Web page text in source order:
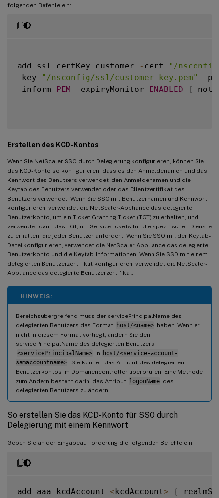
folgenden Befehle ein:
add ssl certKey customer - cert
"/
- key "/nsconfig/ssl/customer-key.pem" -
- inform PEM - expiryMonitor ENABLED [ -
Erstellen des KCD-Kontos
Wenn Sie NetScaler SSO durch Delegierung konfigurieren, können Sie
das KCD-Konto so konfigurieren, dass es den Anmeldenamen und das
Kennwort des Benutzers verwendet, den Anmeldenamen und die
Keytab des Benutzers verwendet oder das Clientzertifikat des
Benutzers verwendet. Wenn Sie SSO mit Benutzernamen und Kennwort
konfigurieren, verwendet die NetScaler-Appliance das delegierte
Benutzerkonto, um ein Ticket Granting Ticket (TGT) zu erhalten, und
verwendet dann das TGT, um Servicetickets für die spezifischen Dienste
zu erhalten, die jeder Benutzer anfordert. Wenn Sie SSO mit der Keytab-
Datei konfigurieren, verwendet die NetScaler-Appliance das delegierte
Benutzerkonto und die Keytab-Informationen. Wenn Sie SSO mit einem
delegierten Benutzerzertifikat konfigurieren, verwendet die NetScaler-
Appliance das delegierte Benutzerzertifikat.
HINWEIS:
Bereichsübergreifend muss der servicePrincipalName des
delegierten Benutzers das Format host/<name> haben. Wenn er
nicht in diesem Format vorliegt, ändern Sie den
servicePrincipalName des delegierten Benutzers
<servicePrincipalName> in host/<service-account-
samaccountname>
. Sie können das Attribut des delegierten
Benutzerkontos im Domänencontroller überprüfen. Eine Methode
zum Ändern besteht darin, das Attribut logonName des
delegierten Benutzers zu ändern.
So erstellen Sie das KCD-Konto für SSO durch
Delegierung mit einem Kennwort
Geben Sie an der Eingabeaufforderung die folgenden Befehle ein:
add aaa kcdAccount <kcdAccount> { -